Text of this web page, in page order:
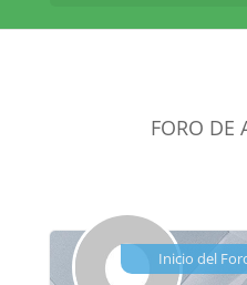
FORO DE
Inicio del